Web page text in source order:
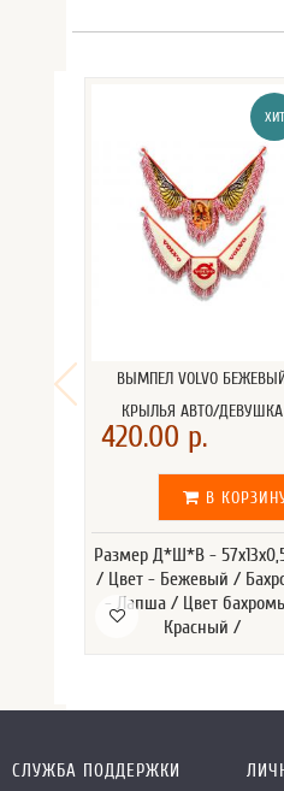
ХИТ
ВЫМПЕЛ VOLVO
КРЫЛЬЯ АВТО/ДЕВУШКА
420.00 р.
В
Размер Д*Ш*В -
/ Цвет - Бежевый /
- Лапша / Цвет
Красный /
СЛУЖБА ПОДДЕРЖКИ